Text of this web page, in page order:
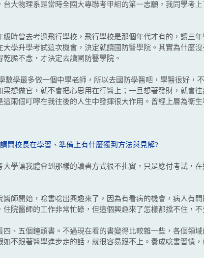
大物理系是當時全國大專聯考甲組的第一志願，我同學考
曾去考過飛行學校，飛行學校是那個年代才有的，讀三
學升學考試這次機會，決定就讀國防醫學院。其實為什麼
脆不念，才決定去讀國防醫學院。
最多做一個中學老師，所以去國防學醫吧，學醫很好，
想做官，就不會把心思用在行醫上；一旦想著發財，就會
兩個叮嚀在我往後的人生中發揮很大作用。曾經上層為衛
問校長在學習、準備上有什麼獨到方法與見解?
讓我體會到那樣的讀書方式很不扎實，只是應付考試，
開始，唸書唸出興趣來了，因為有看病的機會，病人有問
院醫師的工作非常忙碌，但這個興趣來了怎樣都擋不住，不
五個鐘頭書。不過現在看的書變得比較雜一些，各個領
不跟著醫學進步走的話，就很容易跟不上。養成唸書習慣